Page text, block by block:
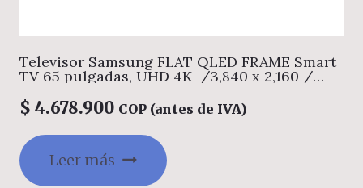
Televisor Samsung FLAT QLED FRAME Smart
TV 65 pulgadas, UHD 4K /3,840 x 2,160 /
procesador/ 144Hz/ Pantalla mate
/Bluetooth 5.3/ Dual Led / asistente de voz
/ Multiview/ modo ambiente/ Modo Juego/
HDMI x 4 / USB x 2 /LAN/ One conect /40W
audio/ abre y edita archivos de Office/
Control Solar/Garantía 1 añ
$ 4.678.900 COP (antes de IVA)
Leer más